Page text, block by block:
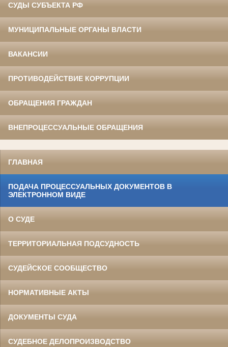
СУДЫ СУБЪЕКТА РФ
МУНИЦИПАЛЬНЫЕ ОРГАНЫ ВЛАСТИ
ВАКАНСИИ
ПРОТИВОДЕЙСТВИЕ КОРРУПЦИИ
ОБРАЩЕНИЯ ГРАЖДАН
ВНЕПРОЦЕССУАЛЬНЫЕ ОБРАЩЕНИЯ
ГЛАВНАЯ
ПОДАЧА ПРОЦЕССУАЛЬНЫХ ДОКУМЕНТОВ В
ЭЛЕКТРОННОМ ВИДЕ
О СУДЕ
ТЕРРИТОРИАЛЬНАЯ ПОДСУДНОСТЬ
СУДЕЙСКОЕ СООБЩЕСТВО
НОРМАТИВНЫЕ АКТЫ
ДОКУМЕНТЫ СУДА
СУДЕБНОЕ ДЕЛОПРОИЗВОДСТВО